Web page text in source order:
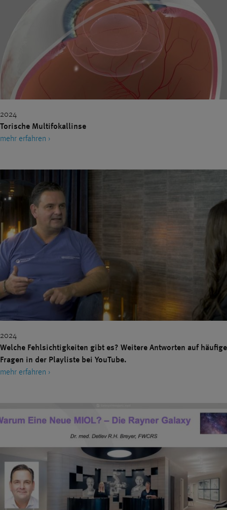
2024
Torische Multifokallinse
mehr erfahren ›
2024
Welche Fehlsichtigkeiten gibt es? Weitere Antworten auf häufige
Fragen in der Playliste bei YouTube.
mehr erfahren ›